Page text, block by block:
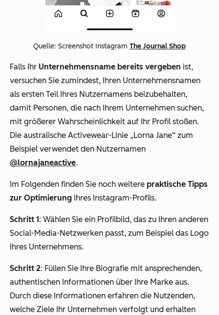
Quelle: Screenshot Instagram The Journal Shop
Falls Ihr Unternehmensname bereits vergeben ist,
versuchen Sie zumindest, Ihren Unternehmensnamen
als ersten Teil Ihres Nutzernamens beizubehalten,
damit Personen, die nach Ihrem Unternehmen suchen,
mit größerer Wahrscheinlichkeit auf Ihr Profil stoßen.
Die australische Activewear-Linie „Lorna Jane“ zum
Beispiel verwendet den Nutzernamen
@lornajaneactive.
Im Folgenden finden Sie noch weitere praktische Tipps
zur Optimierung Ihres Instagram-Profils.
Schritt 1 : Wählen Sie ein Profilbild, das zu Ihren anderen
Social-Media-Netzwerken passt, zum Beispiel das Logo
Ihres Unternehmens.
Schritt 2: Füllen Sie Ihre Biografie mit ansprechenden,
authentischen Informationen über Ihre Marke aus.
Durch diese Informationen erfahren die Nutzenden,
welche Ziele Ihr Unternehmen verfolgt und erhalten